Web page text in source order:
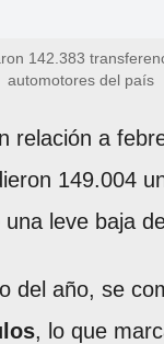
142.383
automotores del país
relación a
149.004
leve baja
del año, se
, lo que